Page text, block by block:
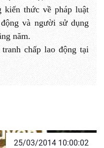
thức về pháp luật
và người sử dụng
năm.
chấp lao động tại
25/03/2014 10:00:02